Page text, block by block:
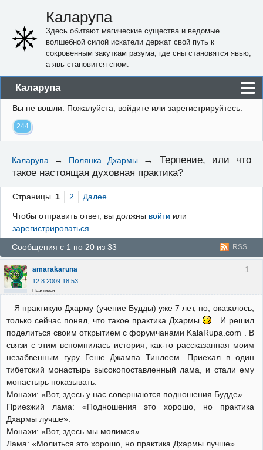
Каларупа
Здесь обитают магические существа и ведомые
волшебной силой искатели держат свой путь к
сокровенным закуткам разума, где сны становятся явью,
а явь становится сном.
Каларупа
Блог
Форум
Правила
Регистрация
Вход
Вы не вошли. Пожалуйста, войдите или зарегистрируйтесь.
244
Каларупа → Полянка Дхармы →Терпение, или что
такое настоящая духовная практика?
Страницы 1 2 Далее
Чтобы отправить ответ, вы должны войти или
зарегистрироваться
RSS
Сообщения с 1 по 20 из 33
1
amarakaruna
12.8.2009 18:53
Неактивен
Я практикую Дхарму (учение Будды) уже 7 лет, но, оказалось,
только сейчас понял, что такое практика Дхармы
. И решил
поделиться своим открытием с форумчанами KalaRupa.com . В
связи с этим вспомнилась история, как-то рассказанная моим
незабвенным гуру Геше Джампа Тинлеем. Приехал в один
тибетский монастырь высокопоставленный лама, и стали ему
монастырь показывать.
Монахи: «Вот, здесь у нас совершаются подношения Будде».
Приезжий лама: «Подношения это хорошо, но практика
Дхармы лучше».
Монахи: «Вот, здесь мы молимся».
Лама: «Молиться это хорошо, но практика Дхармы лучше».